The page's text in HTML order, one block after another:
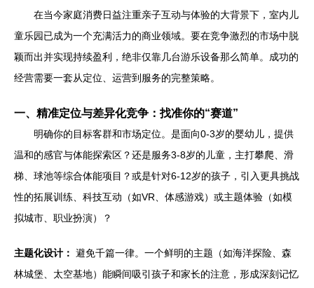
在当今家庭消费日益注重亲子互动与体验的大背景下，室内儿
童乐园已成为一个充满活力的商业领域。要在竞争激烈的市场中脱
颖而出并实现持续盈利，绝非仅靠几台游乐设备那么简单。成功的
经营需要一套从定位、运营到服务的完整策略。
一、精准定位与差异化竞争：找准你的“赛道”
明确你的目标客群和市场定位。是面向0-3岁的婴幼儿，提供
温和的感官与体能探索区？还是服务3-8岁的儿童，主打攀爬、滑
梯、球池等综合体能项目？或是针对6-12岁的孩子，引入更具挑战
性的拓展训练、科技互动（如VR、体感游戏）或主题体验（如模
拟城市、职业扮演）？
主题化设计： 避免千篇一律。一个鲜明的主题（如海洋探险、森
林城堡、太空基地）能瞬间吸引孩子和家长的注意，形成深刻记忆